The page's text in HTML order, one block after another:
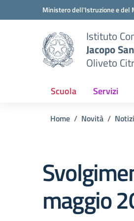
Vai ai contenuti
Vai al menu di navigazioneMinistero dell'Istruzione e del
Istituto
Jacopo
Oliveto
Scuola Servizi
Home Novità
maggio